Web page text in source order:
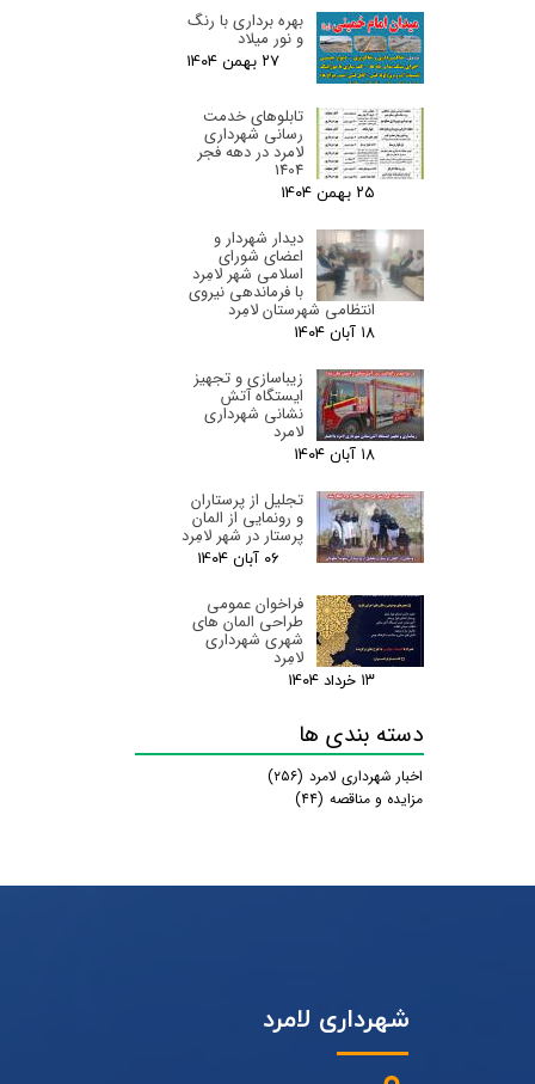
بهره برداری با رنگ
و نور میلاد
۲۷ بهمن ۰۴
تابلوهای خدمت
رسانی شهرداری
لامرد در دهه فجر
1404
۲۵ بهمن ۰۴
دیدار شهردار و
اعضای شورای
اسلامی شهر لامِرد
با فرماندهی نیروی
انتظامی شهرستان لامِرد
۱۸ آبان ۰۴
زیباسازی و تجهیز
ایستگاه آتش
نشانی شهرداری
لامرد
۱۸ آبان ۰۴
تجلیل از پرستاران
و رونمایی از المان
پرستار در شهر لامِرد
۰۶ آبان ۰۴
فراخوان عمومی
طراحی المان های
شهری شهرداری
لامِرد
۱۳ خرداد ۰۴
دسته بندی ها
اخبار شهرداری لامرد (۲۵۶)
مزایده و مناقصه (۴۴)
شهرداری لامرد